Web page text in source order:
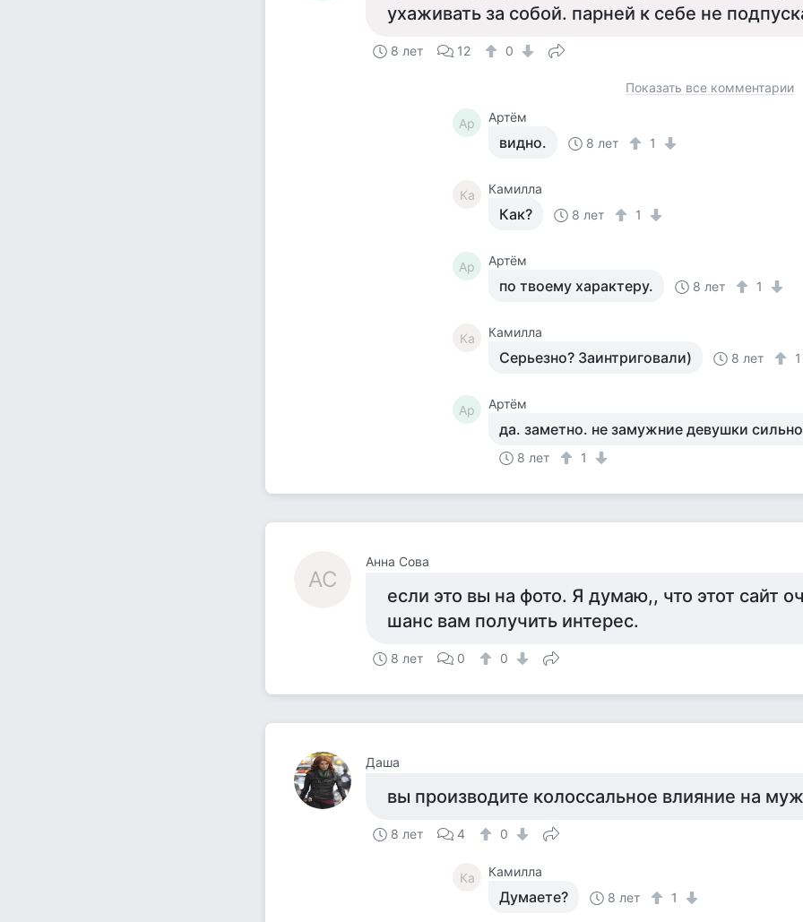
ухаживать за собой. парней к себе не
8 лет 12 0
Показать все комментарии
Ар Артём
видно. 8 лет 1
Ка Камилла
Как? 8 лет 1
Ар Артём
по твоему характеру. 8 лет 1
Ка Камилла
Серьезно? Заинтриговали) 8 лет
Ар Артём
да. заметно. не замужние девушки
8 лет 1
АС
Анна Сова
если это вы на фото. Я думаю,, что этот сайт
шанс вам получить интерес.
8 лет 0 0
Даша
вы производите колоссальное влияние на
8 лет 4 0
Ка Камилла
Думаете? 8 лет 1